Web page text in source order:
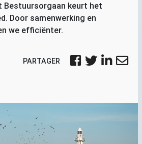
Bestuursorgaan keurt het
Door samenwerking en
we efficiënter.
PARTAGER